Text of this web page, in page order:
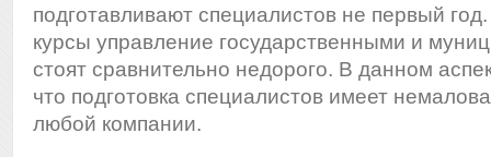
подготавливают специалистов не первый
курсы управление государственными и
стоят сравнительно недорого. В данном
что подготовка специалистов имеет
любой компании.